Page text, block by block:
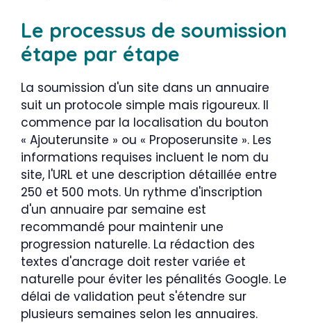
Le processus de soumission
étape par étape
La soumission d'un site dans un annuaire
suit un protocole simple mais rigoureux. Il
commence par la localisation du bouton
« Ajouterunsite » ou « Proposerunsite ». Les
informations requises incluent le nom du
site, l'URL et une description détaillée entre
250 et 500 mots. Un rythme d'inscription
d'un annuaire par semaine est
recommandé pour maintenir une
progression naturelle. La rédaction des
textes d'ancrage doit rester variée et
naturelle pour éviter les pénalités Google. Le
délai de validation peut s'étendre sur
plusieurs semaines selon les annuaires.